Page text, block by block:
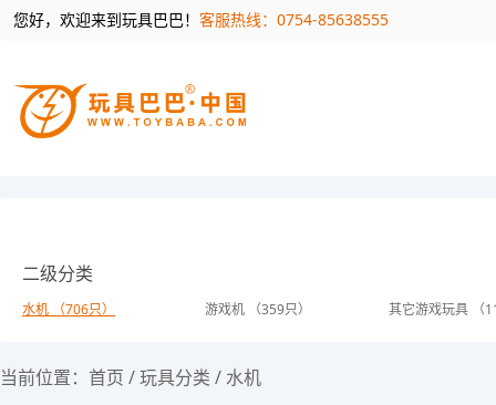
您好，欢迎来到玩具巴巴！ 客服热线：0754-85638555
二级分类
水机 （706只） 游戏机 （359只） 其它游戏玩具 （
当前位置： 首页 /玩具分类 / 水机